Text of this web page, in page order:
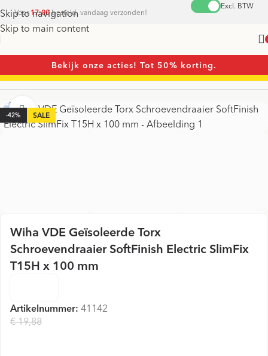
Skip to navigation
Skip to main content
Voor 17:00besteld, vandaag verzonden!
Excl. BTW
Bekijk onze acties! Tot 50% korting.
Home/Schroevendraaiers/Torx Schroevendraaiers
-42%
Vergroten
Wiha VDE Geïsoleerde Torx
Schroevendraaier SoftFinish Electric SlimFix
T15H x 100 mm
Artikelnummer: 41142
€ 19,88